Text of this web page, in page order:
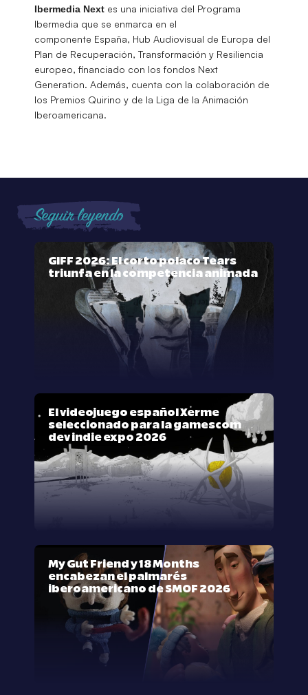
Ibermedia Next es una iniciativa del Programa
Ibermedia que se enmarca en el
componente España, Hub Audiovisual de Europa del
Plan de Recuperación, Transformación y Resiliencia
europeo, financiado con los fondos Next
Generation. Además, cuenta con la colaboración de
los Premios Quirino y de la Liga de la Animación
Iberoamericana.
Seguir leyendo
GIFF 2026: El corto polaco Tears
triunfa en la competencia animada
El videojuego español Xerme
seleccionado para la gamescom
dev indie expo 2026
My Gut Friend y 18 Months
encabezan el palmarés
iberoamericano de SMOF 2026